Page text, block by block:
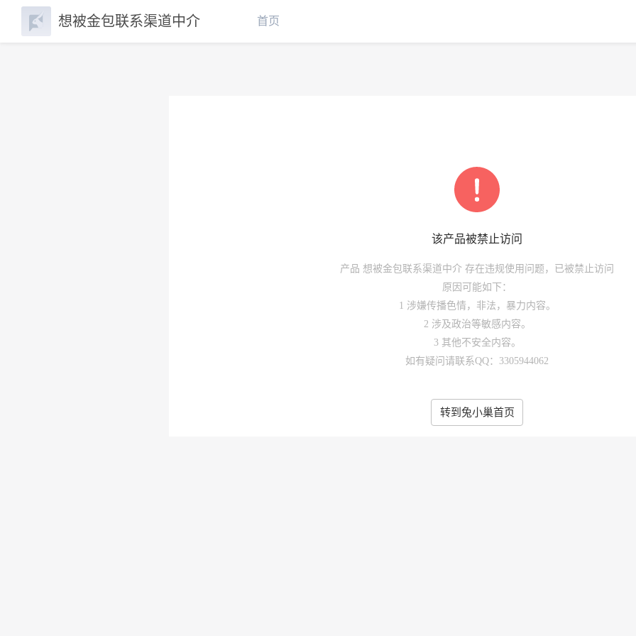
想被金包联系渠道中介 首页
该产品被禁止访问
产品 想被金包联系渠道中介 存在违规使用问题，已被禁止访问
原因可能如下：
1 涉嫌传播色情，非法，暴力内容。
2 涉及政治等敏感内容。
3 其他不安全内容。
如有疑问请联系QQ：3305944062
转到兔小巢首页